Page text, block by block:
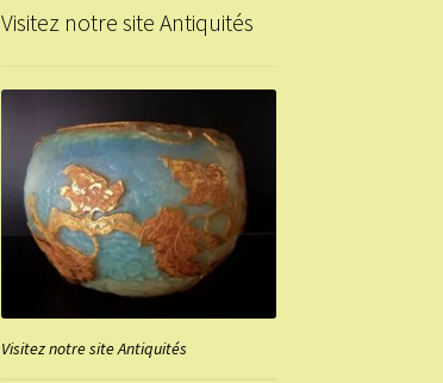
Visitez notre site Antiquités
Visitez notre site Antiquités